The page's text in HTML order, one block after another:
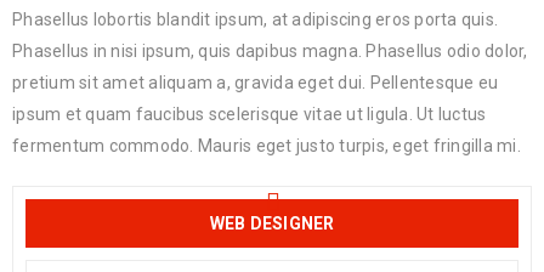
Phasellus lobortis blandit ipsum, at adipiscing eros porta quis.
Phasellus in nisi ipsum, quis dapibus magna. Phasellus odio dolor,
pretium sit amet aliquam a, gravida eget dui. Pellentesque eu
ipsum et quam faucibus scelerisque vitae ut ligula. Ut luctus
fermentum commodo. Mauris eget justo turpis, eget fringilla mi.
WEB DESIGNER